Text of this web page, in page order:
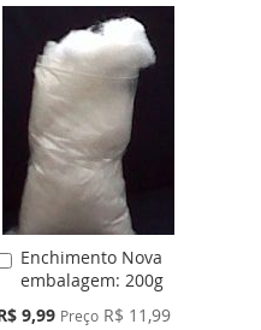
Enchimento Nova
embalagem: 200g
9,99 Preço R$ 11,99
Adicionar
ao
Carrinho